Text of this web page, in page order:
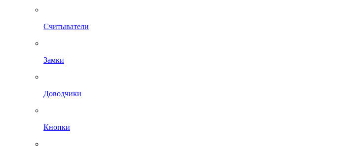
Считыватели
Замки
Доводчики
Кнопки